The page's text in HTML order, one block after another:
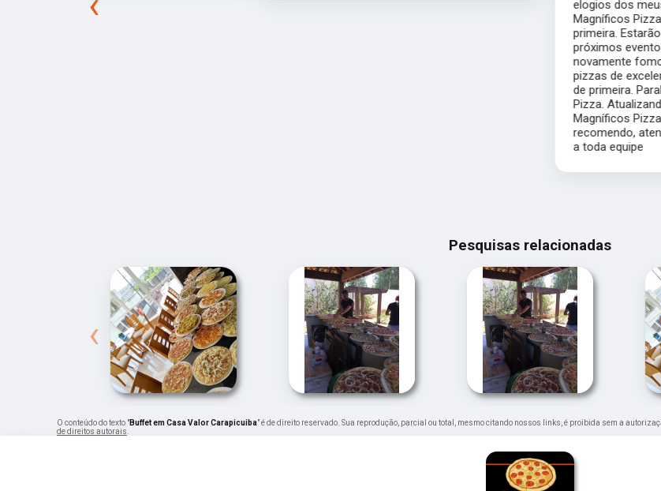
elogios dos meus convidados, parabéns ao
Magníficos Pizza pelo atendimento de
primeira. Estarão presentes em meus
próximos eventos. Fiz o bolo do meu filho e
novamente fomos muito bem servidos,
pizzas de excelente qualidade e atendimento
de primeira. Parabéns ao buffet Magníficos
Pizza. Atualizando meu conceito do
Magníficos Pizza fiz outras festas e super
recomendo, atendimento exemplar. Parabéns
Pesquisas relacionadas
‹
O conteúdo do texto "Buffet em Casa Valor Carapicuiba" é de direito reservado. Sua reprodução, parcial ou total, mesmo citando nossos links, é proibida sem a
de direitos autorais